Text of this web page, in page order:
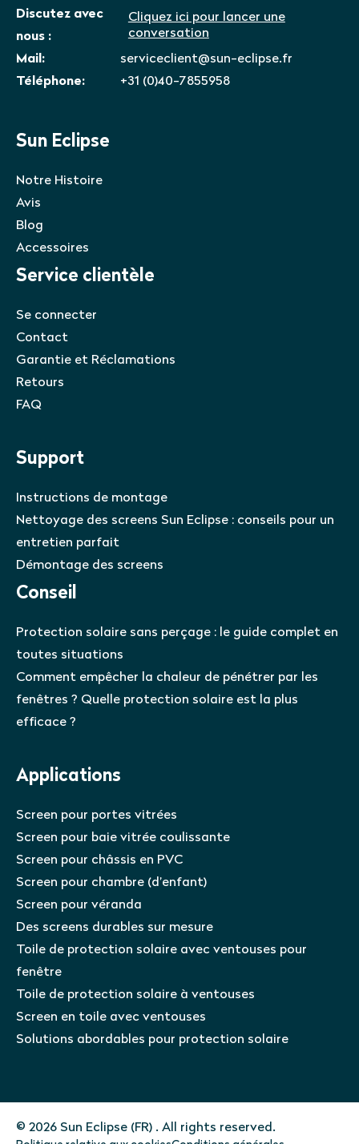
Discutez avec
nous :
Cliquez ici pour lancer une
conversation
Mail:
serviceclient@sun-eclipse.fr
Téléphone:
+31 (0)40-7855958
Sun Eclipse
Notre Histoire
Avis
Blog
Accessoires
Service clientèle
Se connecter
Contact
Garantie et Réclamations
Retours
FAQ
Support
Instructions de montage
Nettoyage des screens Sun Eclipse : conseils pour un
entretien parfait
Démontage des screens
Conseil
Protection solaire sans perçage : le guide complet en
toutes situations
Comment empêcher la chaleur de pénétrer par les
fenêtres ? Quelle protection solaire est la plus
efficace ?
Applications
Screen pour portes vitrées
Screen pour baie vitrée coulissante
Screen pour châssis en PVC
Screen pour chambre (d’enfant)
Screen pour véranda
Des screens durables sur mesure
Toile de protection solaire avec ventouses pour
fenêtre
Toile de protection solaire à ventouses
Screen en toile avec ventouses
Solutions abordables pour protection solaire
© 2026 Sun Eclipse (FR) . All rights reserved.